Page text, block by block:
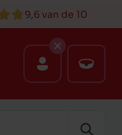
9,6 van de 10